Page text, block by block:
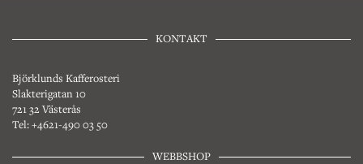
KONTAKT
Björklunds Kafferosteri
Slakterigatan 10
721 32 Västerås
Tel: +4621-490 03 50
WEBBSHOP